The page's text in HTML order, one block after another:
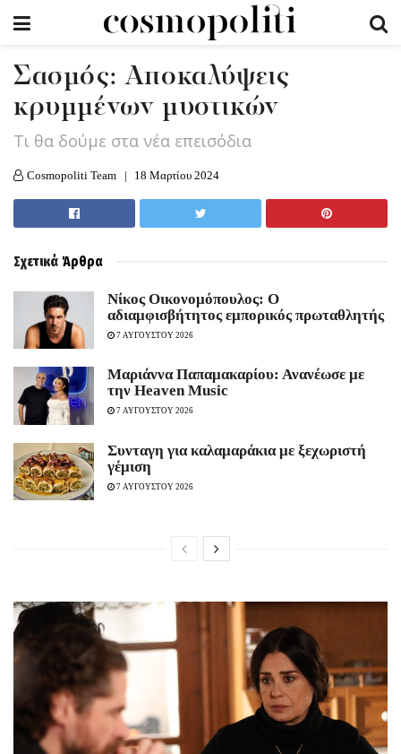
Σασμός: Αποκαλύψεις
κρυμμένων μυστικών
Τι θα δούμε στα νέα επεισόδια
Cosmopoliti Team 18 Μαρτίου 2024
Σχετικά Άρθρα
Νίκος Οικονομόπουλος: Ο
αδιαμφισβήτητος εμπορικός πρωταθλητής
7 ΑΥΓΟΥΣΤΟΥ 2026
Μαριάννα Παπαμακαρίου: Ανανέωσε με
την Heaven Music
7 ΑΥΓΟΥΣΤΟΥ 2026
Συνταγη για καλαμαράκια με ξεχωριστή
γέμιση
7 ΑΥΓΟΥΣΤΟΥ 2026